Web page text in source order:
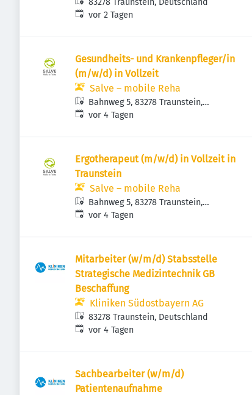
83278 Traunstein, Deutschland
Veröffentlicht:
vor 2 Tagen
Gesundheits- und Krankenpfleger/in
(m/w/d) in Vollzeit
Salve – mobile Reha
Bahnweg 5, 83278 Traunstein,
Deutschland
Veröffentlicht:
vor 4 Tagen
Ergotherapeut (m/w/d) in Vollzeit in
Traunstein
Salve – mobile Reha
Bahnweg 5, 83278 Traunstein,
Deutschland
Veröffentlicht:
vor 4 Tagen
Mitarbeiter (w/m/d) Stabsstelle
Strategische Medizintechnik GB
Beschaffung
Kliniken Südostbayern AG
83278 Traunstein, Deutschland
Veröffentlicht:
vor 4 Tagen
Sachbearbeiter (w/m/d)
Patientenaufnahme